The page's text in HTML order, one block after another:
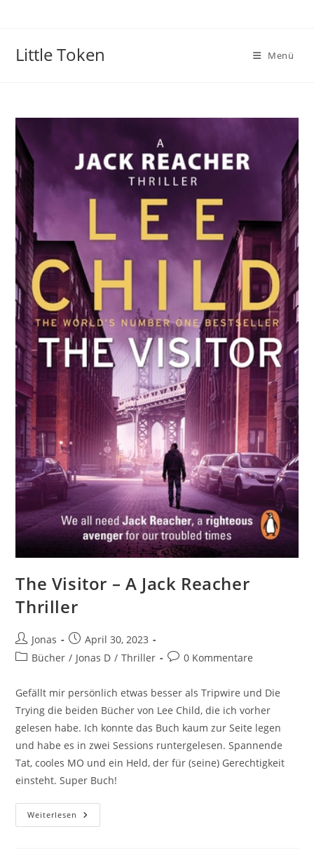
Little Token Menü
The Visitor – A Jack Reacher
Thriller
Jonas
April 30, 2023
Bücher / Jonas D / Thriller 0 Kommentare
Gefällt mir persönlich etwas besser als Tripwire und Die
Trying die beiden Bücher von Lee Child, die ich vorher
gelesen habe. Ich konnte das Buch kaum zur Seite legen
und habe es in zwei Sessions runtergelesen. Spannende
Tat, cooles MO und ein Held, der für (seine) Gerechtigkeit
einsteht. Super Buch!
Weiterlesen